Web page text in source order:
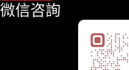
微信咨詢